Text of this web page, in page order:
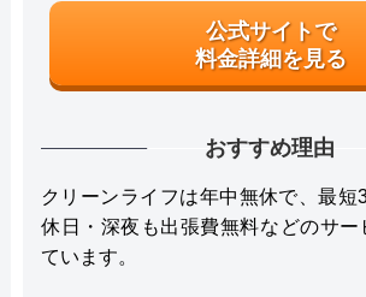
公式サイトで
料金詳細を見る
おすすめ理由
クリーンライフは年中無休で、最短
休日・深夜も出張費無料などのサー
ています。